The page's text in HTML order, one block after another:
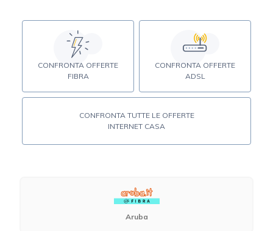
CONFRONTA OFFERTE
FIBRA
CONFRONTA OFFERTE
ADSL
CONFRONTA TUTTE LE OFFERTE
INTERNET CASA
Aruba